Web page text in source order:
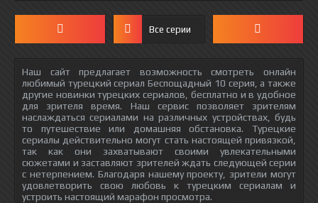
Все серии
Наш сайт предлагает возможность смотреть онлайн
любимый турецкий сериал Беспощадный 10 серия, а также
другие новинки турецких сериалов, бесплатно и в удобное
для зрителя время. Наш сервис позволяет зрителям
наслаждаться сериалами на различных устройствах, будь
то путешествие или домашняя обстановка. Турецкие
сериалы действительно могут стать настоящей привязкой,
так как они захватывают своими увлекательными
сюжетами и заставляют зрителей ждать следующей серии
с нетерпением. Благодаря нашему проекту, зрители могут
удовлетворить свою любовь к турецким сериалам и
устроить настоящий марафон просмотра.